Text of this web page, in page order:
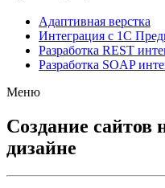
Адаптивная верстка
Интеграция с 1С
Разработка REST
Разработка SOAP
Меню
Создание сайтов
дизайне